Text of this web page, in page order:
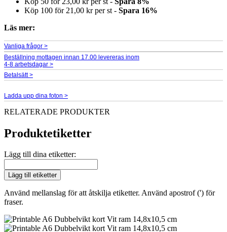
Köp 100 för 21,00 krper st - Spara 16%
Läs mer:
Vanliga frågor >
Beställning mottagen innan 17.00 levereras inom
4-8 arbetsdagar >
Betalsätt >
Ladda upp dina foton >
RELATERADE PRODUKTER
Produktetiketter
Lägg till dina etiketter:
Lägg till etiketter
Använd mellanslag för att åtskilja etiketter. Använd apostrof (') för
fraser.